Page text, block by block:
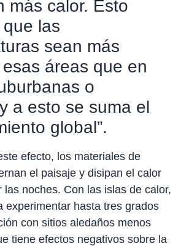
más calor. Esto
las
sean más
áreas que en
o
a esto se suma el
global”.
efecto, los materiales de
el paisaje y disipan el calor
las noches. Con las islas de calor,
experimentar hasta tres grados
con sitios aledaños menos
tiene efectos negativos sobre la